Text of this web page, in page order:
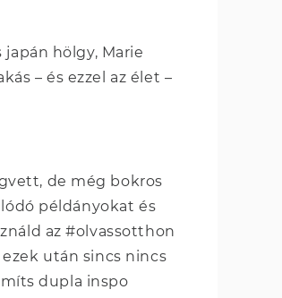
hölgy, Marie
– és ezzel az élet –
de még bokros
példányokat és
az #olvassotthon
ezek után sincs nincs
dupla inspo